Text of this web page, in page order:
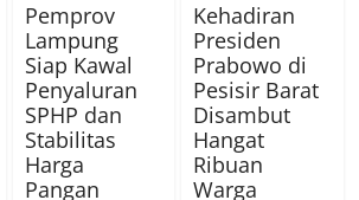
Pemprov
Lampung
Siap Kawal
Penyaluran
SPHP dan
Stabilitas
Harga
Pangan
Kehadiran
Presiden
Prabowo di
Pesisir Barat
Disambut
Hangat
Ribuan
Warga